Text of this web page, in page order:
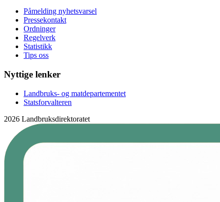
Påmelding nyhetsvarsel
Pressekontakt
Ordninger
Regelverk
Statistikk
Tips oss
Nyttige lenker
Landbruks- og matdepartementet
Statsforvalteren
2026 Landbruksdirektoratet